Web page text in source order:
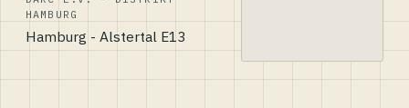
HAMBURG
Hamburg - Alstertal E13